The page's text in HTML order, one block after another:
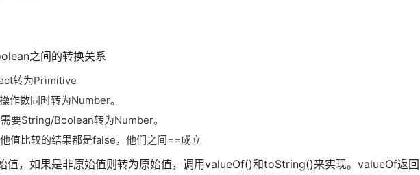
之间的转换关系
转为Primitive
作数同时转为Number。
要String/Boolean转为Number。
值比较的结果都是false，他们之间==成立
，如果是非原始值则转为原始值，调用valueOf()和toString()来实现。valueOf返回